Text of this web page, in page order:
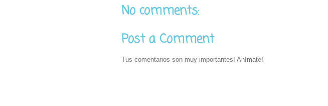
No comments:
Post a Comment
Tus comentarios son muy importantes! Anímate!